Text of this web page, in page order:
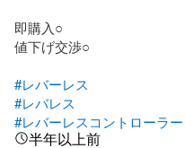
即購入○
値下げ交渉○
#レバーレス
#レバレス
#レバーレスコントローラー
半年以上前